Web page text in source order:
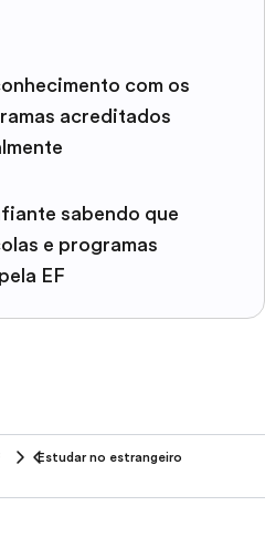
com os
acreditados
sabendo que
e programas
EF
Estudar no estrangeiro